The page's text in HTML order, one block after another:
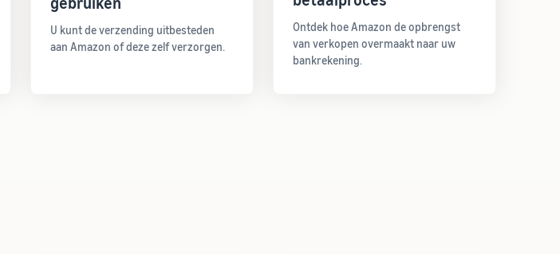
U kunt de verzending uitbesteden
aan Amazon of deze zelf verzorgen.
Ontdek hoe Amazon de opbrengst
van verkopen overmaakt naar uw
bankrekening.